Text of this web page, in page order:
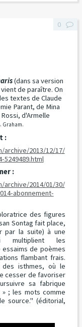
(dans sa version
de paraître. On
textes de Claude
Parant, de Mina
d'Armelle
Graham.
:
archive/2013/12/17/
5249489.html
:
archive/2014/01/30/
abonnement-
des figures
Sontag fait place,
par la suite) à une
multiplient les
de poèmes
flambant frais.
isthmes, où le
cesser de favoriser
sa fabrique
» ; les mots comme
source." (éditorial,
0